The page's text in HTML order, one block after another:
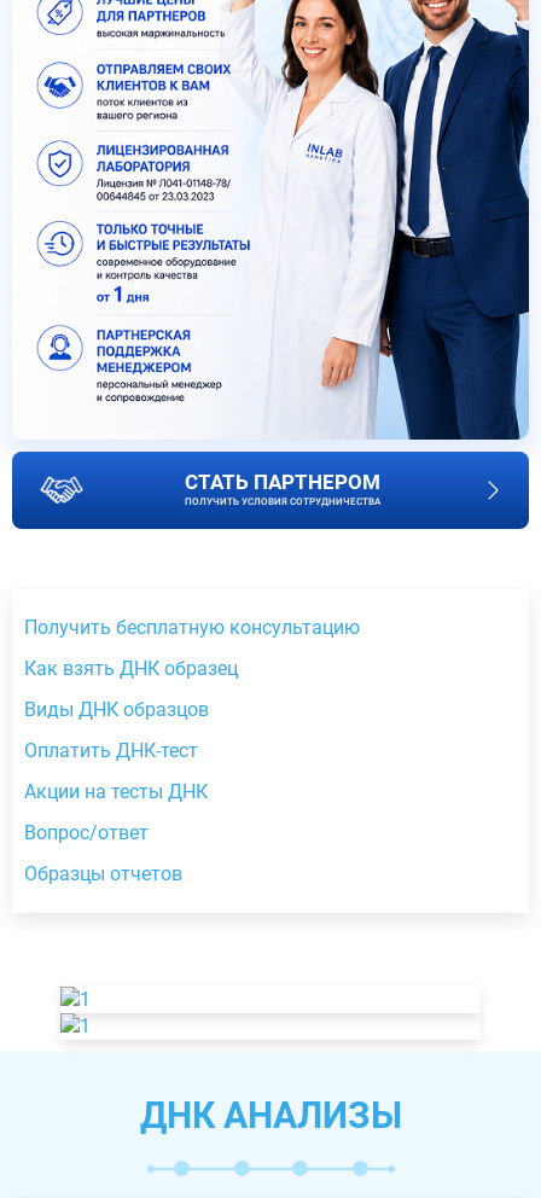
СТАТЬ ПАРТНЕРОМ
ПОЛУЧИТЬ УСЛОВИЯ СОТРУДНИЧЕСТВА
Получить бесплатную консультацию
Как взять ДНК образец
Виды ДНК образцов
Оплатить ДНК-тест
Акции на тесты ДНК
Вопрос/ответ
Образцы отчетов
ДНК АНАЛИЗЫ